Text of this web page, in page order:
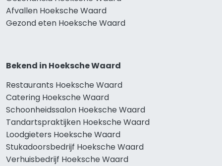
Afvallen Hoeksche Waard
Gezond eten Hoeksche Waard
Bekend in Hoeksche Waard
Restaurants Hoeksche Waard
Catering Hoeksche Waard
Schoonheidssalon Hoeksche Waard
Tandartspraktijken Hoeksche Waard
Loodgieters Hoeksche Waard
Stukadoorsbedrijf Hoeksche Waard
Verhuisbedrijf Hoeksche Waard